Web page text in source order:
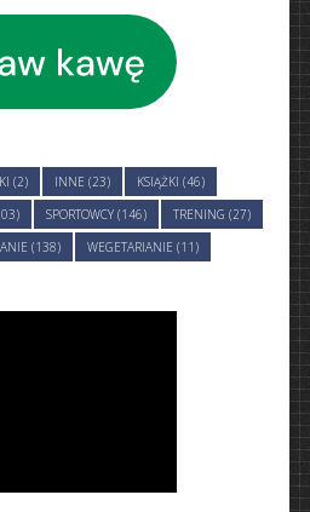
(2) INNE (23)
KSIĄŻKI (46)
SPORTOWCY (146)
TRENING (27)
(138) WEGETARIANIE (11)